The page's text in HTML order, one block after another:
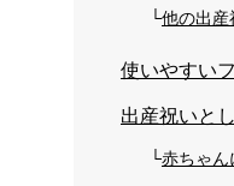
他の出産
使いやすい
出産祝いと
赤ちゃん